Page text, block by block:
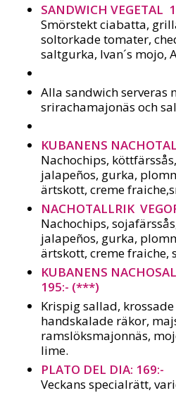
SANDWICH
Smörstekt ciabatta,
soltorkade tomater,
saltgurka, Ivan´s mojo,
Alla sandwich serveras
srirachamajonäs och
KUBANENS
Nachochips,
jalapeños, gurka,
ärtskott, creme
NACHOTALLRIK
Nachochips,
jalapeños, gurka,
ärtskott, creme fraiche,
KUBANENS
195:- (***)
Krispig sallad, krossade
handskalade räkor,
ramslöksmajonnäs,
lime.
PLATO DEL DIA: 169:-
Veckans specialrätt,